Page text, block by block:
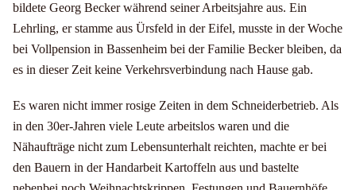
bildete Georg Becker während seiner Arbeitsjahre aus. Ein
Lehrling, er stamme aus Ürsfeld in der Eifel, musste in der Woche
bei Vollpension in Bassenheim bei der Familie Becker bleiben, da
es in dieser Zeit keine Verkehrsverbindung nach Hause gab.
Es waren nicht immer rosige Zeiten in dem Schneiderbetrieb. Als
in den 30er-Jahren viele Leute arbeitslos waren und die
Nähaufträge nicht zum Lebensunterhalt reichten, machte er bei
den Bauern in der Handarbeit Kartoffeln aus und bastelte